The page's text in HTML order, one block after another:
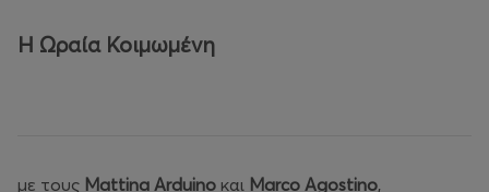
Η Ωραία Κοιμωμένη
με τους Mattina Arduino και Marco Agostino,